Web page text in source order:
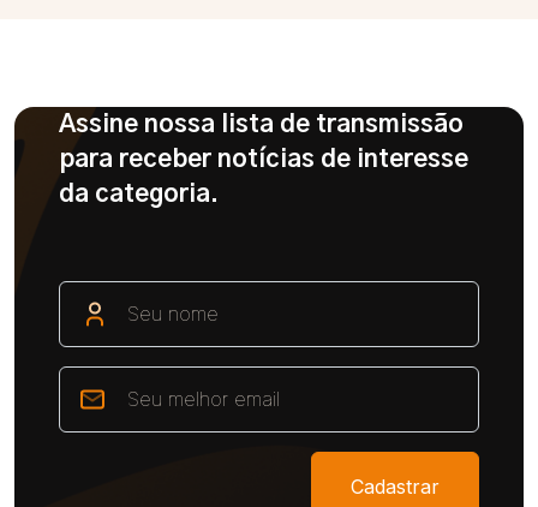
Assine nossa lista de transmissão
para receber notícias de interesse
da categoria.
Cadastrar